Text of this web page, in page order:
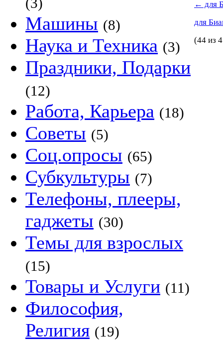
Машины (8)
Наука и Техника (3)
Праздники, Подарки
(12)
Работа, Карьера (18)
Советы (5)
Соц.опросы (65)
Субкультуры (7)
Телефоны, плееры,
гаджеты (30)
Темы для взрослых
(15)
Товары и Услуги (11)
Философия,
Религия (19)
← для
для
(44 из